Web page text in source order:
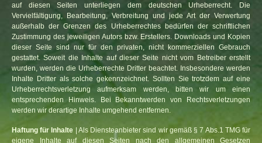
auf diesen Seiten unterliegen dem deutschen Urheberrecht. Die
Vervielfältigung, Bearbeitung, Verbreitung und jede Art der Verwertung
außerhalb der Grenzen des Urheberrechtes bedürfen der schriftlichen
Zustimmung des jeweiligen Autors bzw. Erstellers. Downloads und Kopien
dieser Seite sind nur für den privaten, nicht kommerziellen Gebrauch
gestattet. Soweit die Inhalte auf dieser Seite nicht vom Betreiber erstellt
wurden, werden die Urheberrechte Dritter beachtet. Insbesondere werden
Inhalte Dritter als solche gekennzeichnet. Sollten Sie trotzdem auf eine
Urheberrechtsverletzung aufmerksam werden, bitten wir um einen
entsprechenden Hinweis. Bei Bekanntwerden von Rechtsverletzungen
werden wir derartige Inhalte umgehend entfernen.
Haftung für Inhalte | Als Diensteanbieter sind wir gemäß § 7 Abs.1 TMG für
eigene Inhalte auf diesen Seiten nach den allgemeinen Gesetzen